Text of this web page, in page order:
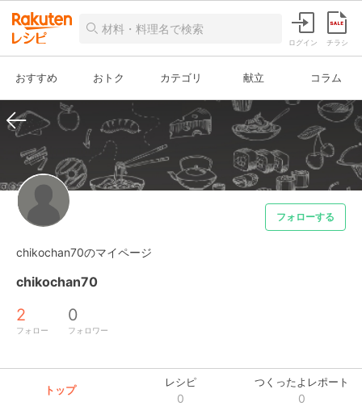
ログイン チラシ
おすすめ おトク カテゴリ 献立 コラム
フォローする
chikochan70のマイページ
chikochan70
2
フォロー
0
フォロワー
トップ
レシピ
0
つくったよレポート
0